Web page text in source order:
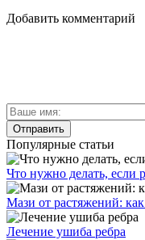
Добавить комментарий
Популярные статьи
Что нужно делать, если
Мази от растяжений:
Лечение ушиба ребра